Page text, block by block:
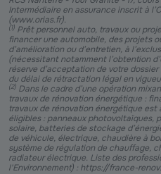
Intermédiaire en assurance inscrit à
(www.orias.fr).
(1) Prêt personnel auto, travaux ou
financer une automobile, des projets
d’amélioration ou d’entretien, à
(nécessitant notamment l’obtention
réserve d’acceptation de votre
du délai de rétractation légal en
(2) Dans le cadre d’une opération
travaux de rénovation énergétique :
travaux de rénovation énergétique
éligibles : panneaux photovoltaïques,
solaire, batteries de stockage
de véhicule, électrique, chaudière à
système de régulation de chauffage,
radiateur électrique. Liste des
l'Environnement) : https://france-